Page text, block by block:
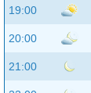
19:00
20:00
21:00